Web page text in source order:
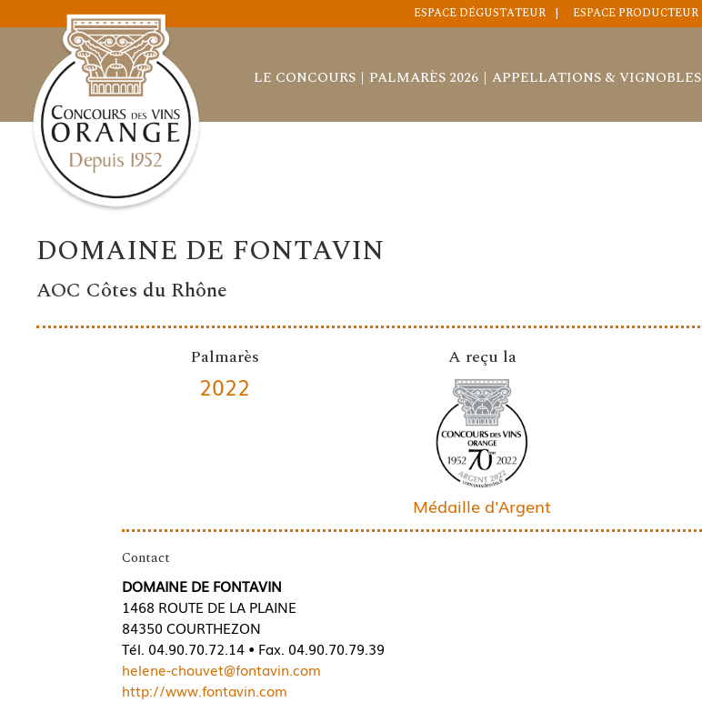
ESPACE DÉGUSTATEUR ESPACE PRODUCTEUR
LE CONCOURS PALMARÈS 2026 APPELLATIONS & VIGNOBLES
DOMAINE DE FONTAVIN
AOC Côtes du Rhône
Palmarès
2022
A reçu la
Médaille d'Argent
Contact
DOMAINE DE FONTAVIN
1468 ROUTE DE LA PLAINE
84350 COURTHEZON
Tél. 04.90.70.72.14 • Fax. 04.90.70.79.39
helene-chouvet@fontavin.com
http://www.fontavin.com